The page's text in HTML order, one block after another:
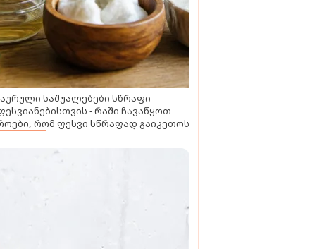
საშუალებები სწრაფი
- რაში ჩავაწყოთ
რომ ფესვი სწრაფად გაიკეთოს